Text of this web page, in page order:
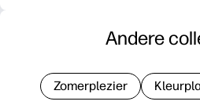
Andere
Zomerplezier